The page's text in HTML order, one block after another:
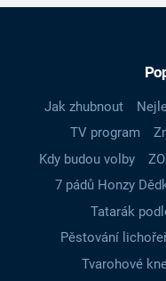
Jak zhubnout
TV program
Kdy budou volby
7 pádů Honzy
Tatarák
Pěstování
Tvarohové